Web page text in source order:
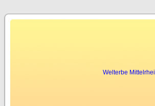
tenebril spycatcher expressto him Because any
Welterbe